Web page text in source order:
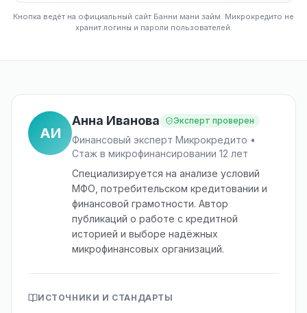
Кнопка ведёт на официальный сайт Банни мани займ. Микрокредито не
хранит логины и пароли пользователей.
АИ
Анна Иванова Эксперт проверен
Финансовый эксперт Микрокредито •
Стаж в микрофинансировании 12 лет
Специализируется на анализе условий
МФО, потребительском кредитовании и
финансовой грамотности. Автор
публикаций о работе с кредитной
историей и выборе надёжных
микрофинансовых организаций.
ИСТОЧНИКИ И СТАНДАРТЫ